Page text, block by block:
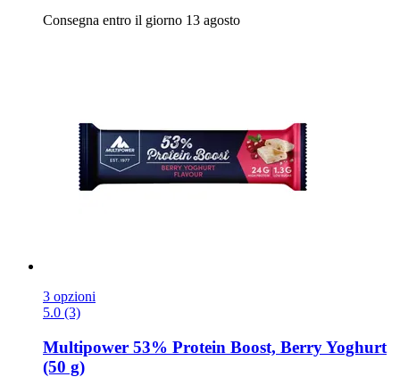
Consegna entro il giorno 13 agosto
3 opzioni
5.0 (3)
Multipower 53% Protein Boost, Berry Yoghurt
(50 g)